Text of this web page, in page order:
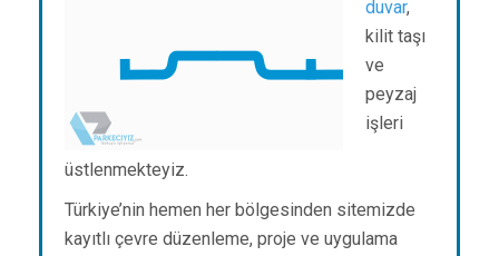
duvar,
kilit taşı
ve
peyzaj
işleri
üstlenmekteyiz.
Türkiye’nin hemen her bölgesinden sitemizde
kayıtlı çevre düzenleme, proje ve uygulama